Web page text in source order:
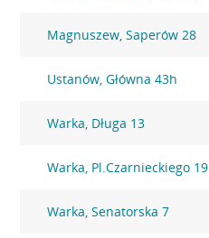
Magnuszew, Saperów 28
Ustanów, Główna 43h
Warka, Długa 13
Warka, Pl.Czarnieckiego 19
Warka, Senatorska 7